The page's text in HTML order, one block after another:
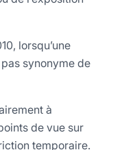
lorsqu’une
synonyme de
à
de vue sur
temporaire.